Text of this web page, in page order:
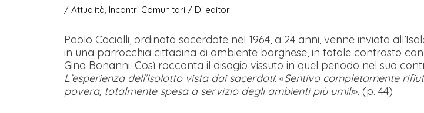
/ Attualità, Incontri Comunitari/ Di editor
Paolo Caciolli, ordinato sacerdote nel 1964, a 24 anni, venne inviato
in una parrocchia cittadina di ambiente borghese, in totale contrasto
Gino Bonanni. Così racconta il disagio vissuto in quel periodo nel suo
L’esperienza dell’Isolotto vista dai sacerdoti: «Sentivo completamente
povera, totalmente spesa a servizio degli ambienti più umili». (p. 44)